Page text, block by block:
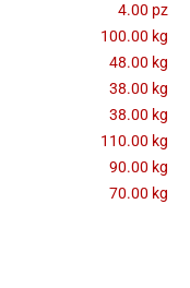
4.00 pz
100.00 kg
48.00 kg
38.00 kg
38.00 kg
110.00 kg
90.00 kg
70.00 kg